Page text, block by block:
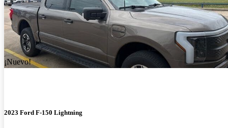
¡Nuevo!
2023 Ford F-150 Lightning